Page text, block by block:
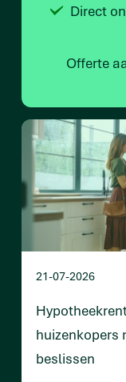
Direct
Offerte
21-07-2026
huizenkopers
beslissen